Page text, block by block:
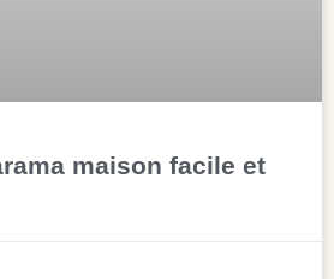
maison facile et